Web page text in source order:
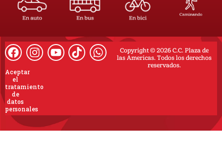
Copyright © 2026 C.C. Plaza de
las Americas. Todos los derechos
reservados.
Aceptar
el
tratamiento
de
datos
personales